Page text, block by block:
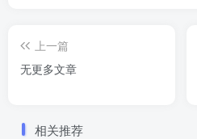
上一篇
无更多文章
相关推荐